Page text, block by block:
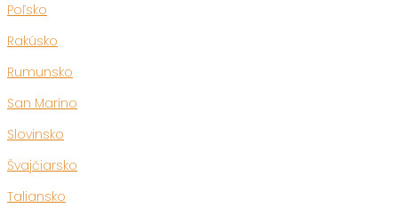
Poľsko
Rakúsko
Rumunsko
San Maríno
Slovinsko
Švajčiarsko
Taliansko